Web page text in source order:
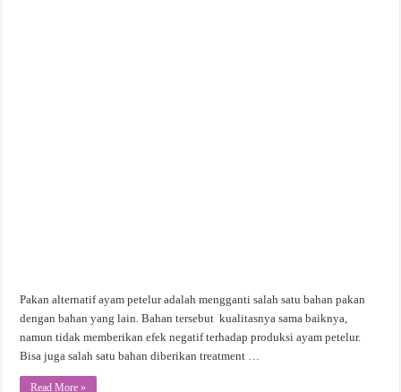
Pakan alternatif ayam petelur adalah mengganti salah satu bahan pakan
dengan bahan yang lain. Bahan tersebut kualitasnya sama baiknya,
namun tidak memberikan efek negatif terhadap produksi ayam petelur.
Bisa juga salah satu bahan diberikan treatment …
Read More »